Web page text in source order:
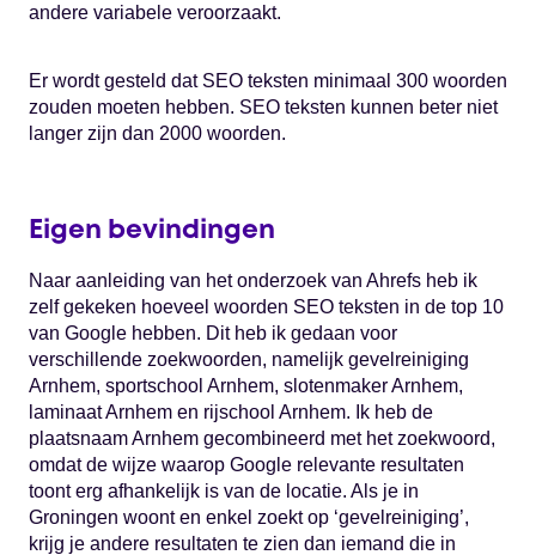
andere variabele veroorzaakt.
Er wordt gesteld dat SEO teksten minimaal 300 woorden
zouden moeten hebben. SEO teksten kunnen beter niet
langer zijn dan 2000 woorden.
Eigen bevindingen
Naar aanleiding van het onderzoek van Ahrefs heb ik
zelf gekeken hoeveel woorden SEO teksten in de top 10
van Google hebben. Dit heb ik gedaan voor
verschillende zoekwoorden, namelijk gevelreiniging
Arnhem, sportschool Arnhem, slotenmaker Arnhem,
laminaat Arnhem en rijschool Arnhem. Ik heb de
plaatsnaam Arnhem gecombineerd met het zoekwoord,
omdat de wijze waarop Google relevante resultaten
toont erg afhankelijk is van de locatie. Als je in
Groningen woont en enkel zoekt op ‘gevelreiniging’,
krijg je andere resultaten te zien dan iemand die in